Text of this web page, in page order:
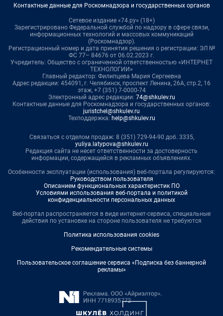
Контактные данные для Роскомнадзора и государственных органов
Сетевое издание «74.ру» (18+)
Зарегистрировано Федеральной службой по надзору в сфере связи,
информационных технологий и массовых коммуникаций
(Роскомнадзор).
Регистрационный номер и дата принятия решения о регистрации: ЭЛ №
ФС 77– 84676 от 06.02.2023 г.
Учредитель: Общество с ограниченной ответственностью «ИНТЕРНЕТ
ТЕХНОЛОГИИ»
Главный редактор: Филипцева Мария Сергеевна
Адрес редакции: 454091, г. Челябинск, проспект Ленина, 26А, стр.2, 16
этаж, +7 (351) 7-0000-74
Электронный адрес редакции: 74@shkulev.ru
Контактные данные для Роскомнадзора и государственных органов:
juristchel@shkulev.ru
Техподдержка: help@shkulev.ru
Связаться с отделом продаж: 8 (351) 729-94-90 доб. 3335,
yuliya.latypova@shkulev.ru
Редакция сайта не несет ответственности за достоверность
информации, содержащейся в рекламных объявлениях.
Особенности эксплуатации (использования) веб-портала регулируются:
Руководством пользователя
Описанием функциональных характеристик ПО
Условиями использования веб-портала и политикой
конфиденциальности персональных данных
Веб-портал распространяется в виде интернет-сервиса, специальные
действия по установке на стороне пользователя не требуются
Политика использования cookies
Рекомендательные системы
Пользовательское соглашение сервиса «Подписка без баннерной
рекламы»